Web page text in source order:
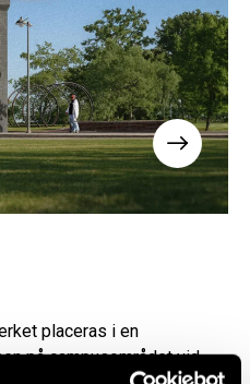
placeras i en
på campusområdet vid